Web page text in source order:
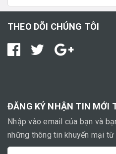
THEO DÕI CHÚNG TÔI
ĐĂNG KÝ NHẬN TIN MỚI
Nhập vào email của bạn và
những thông tin khuyến mại